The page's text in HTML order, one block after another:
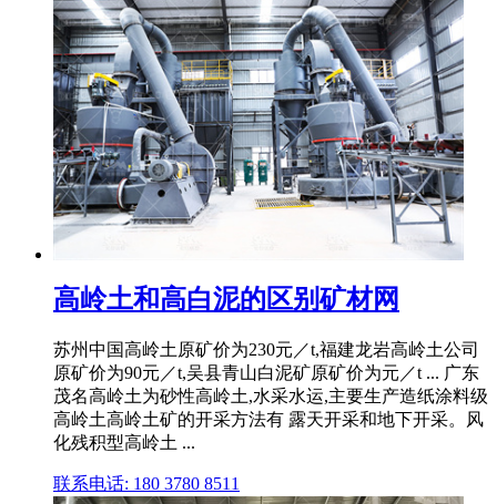
高岭土和高白泥的区别矿材网
苏州中国高岭土原矿价为230元／t,福建龙岩高岭土公司
原矿价为90元／t,吴县青山白泥矿原矿价为元／t ... 广东
茂名高岭土为砂性高岭土,水采水运,主要生产造纸涂料级
高岭土高岭土矿的开采方法有 露天开采和地下开采。风
化残积型高岭土 ...
联系电话: 180 3780 8511